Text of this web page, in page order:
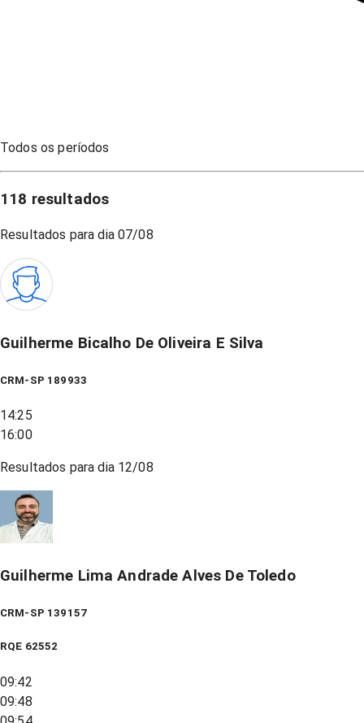
Todos os períodos
118 resultados
Resultados para dia 07/08
Guilherme Bicalho De Oliveira E Silva
CRM-SP 189933
14:25
16:00
Resultados para dia 12/08
Guilherme Lima Andrade Alves De Toledo
CRM-SP 139157
RQE 62552
09:42
09:48